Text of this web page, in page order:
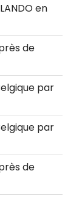
en
de
par
par
de